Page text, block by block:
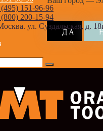
151-96-96
200-15-94
ул. Суздальская, д.